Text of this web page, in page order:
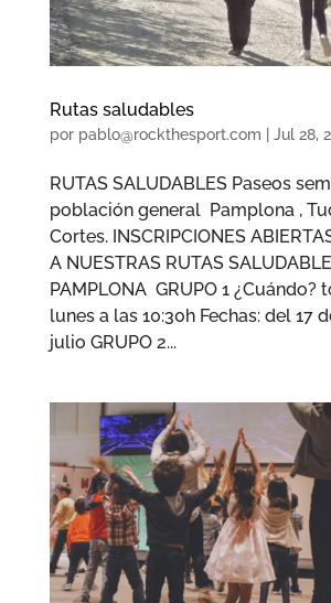
Rutas saludables
por pablo@rockthesport.com Jul 28,
RUTAS SALUDABLES Paseos
población general Pamplona ,
Cortes. INSCRIPCIONES
A NUESTRAS RUTAS
PAMPLONA GRUPO 1 ¿Cuándo?
lunes a las 10:30h Fechas: del 17
julio GRUPO 2...